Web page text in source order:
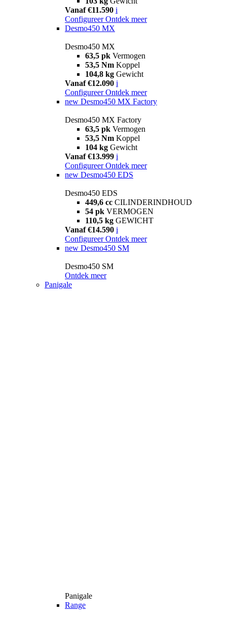
Vanaf €11.590 i
Configureer Ontdek meer
Desmo450 MX
Desmo450 MX
63,5 pk Vermogen
53,5 Nm Koppel
104,8 kg Gewicht
Vanaf €12.090 i
Configureer Ontdek meer
new Desmo450 MX Factory
Desmo450 MX Factory
63,5 pk Vermogen
53,5 Nm Koppel
104 kg Gewicht
Vanaf €13.999 i
Configureer Ontdek meer
new Desmo450 EDS
Desmo450 EDS
449,6 cc CILINDERINDHOUD
54 pk VERMOGEN
110,5 kg GEWICHT
Vanaf €14.590 i
Configureer Ontdek meer
new Desmo450 SM
Desmo450 SM
Ontdek meer
Panigale
Panigale
Range